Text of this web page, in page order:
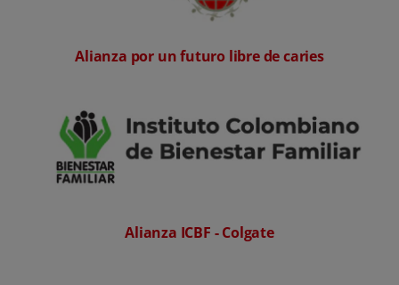
PARA PROFESIONALES
CUPONES
Alianza por un futuro libre de caries
Alianza ICBF - Colgate